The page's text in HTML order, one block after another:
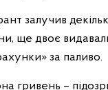
залучив
ще двоє
за паливо.
гривень –